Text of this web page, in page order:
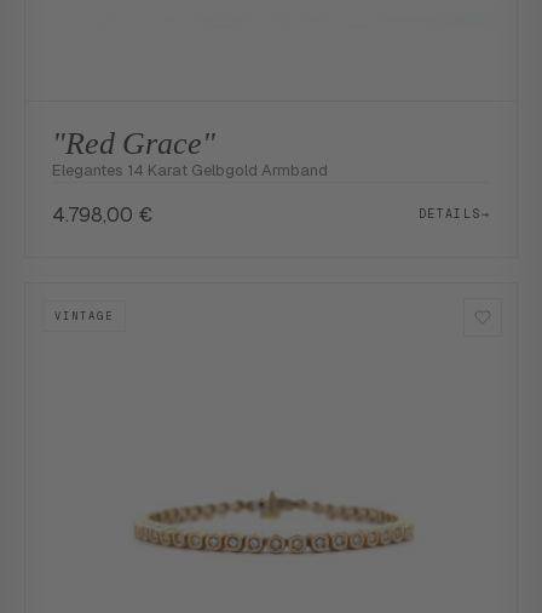
"Red Grace"
Elegantes 14 Karat Gelbgold Armband
4.798,00 € DETAILS→
VINTAGE